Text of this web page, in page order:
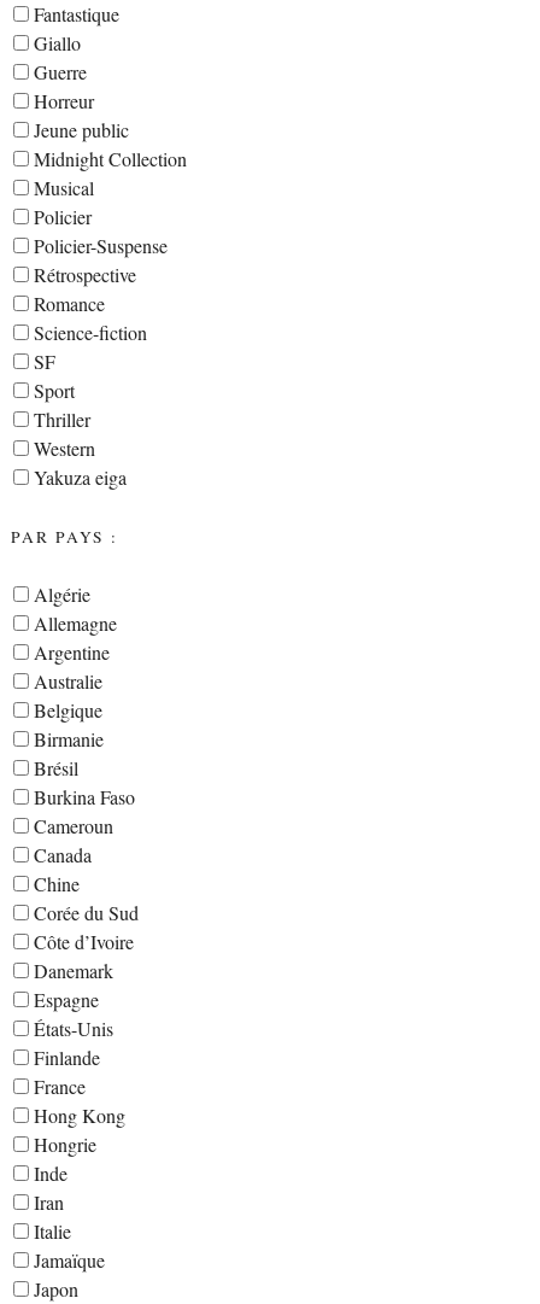
Fantastique
Giallo
Guerre
Horreur
Jeune public
Midnight Collection
Musical
Policier
Policier-Suspense
Rétrospective
Romance
Science-fiction
SF
Sport
Thriller
Western
Yakuza eiga
PAR PAYS :
Algérie
Allemagne
Argentine
Australie
Belgique
Birmanie
Brésil
Burkina Faso
Cameroun
Canada
Chine
Corée du Sud
Côte d’Ivoire
Danemark
Espagne
États-Unis
Finlande
France
Hong Kong
Hongrie
Inde
Iran
Italie
Jamaïque
Japon